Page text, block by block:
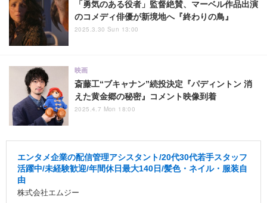
「勇気のある役者」監督絶賛、マーベル作品出演
のコメディ俳優が新境地へ『終わりの鳥』
2025.3.30 Sun 13:00
斎藤工“ブキャナン”続投決定『パディントン 消
えた黄金郷の秘密』コメント映像到着
映画
2025.4.7 Mon 18:00
エンタメ企業の配信管理アシスタント/20代30代若手スタッフ
活躍中/未経験歓迎/年間休日最大140日/髪色・ネイル・服装自
由
株式会社エムジー